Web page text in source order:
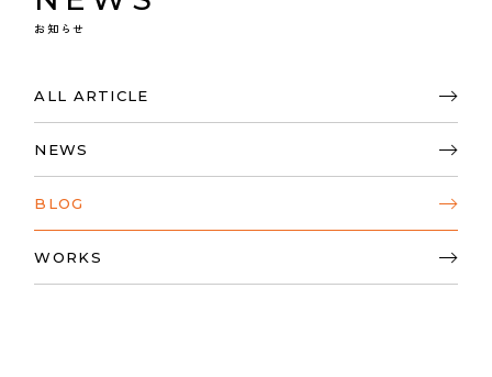
お知らせ
ALL ARTICLE
NEWS
BLOG
WORKS